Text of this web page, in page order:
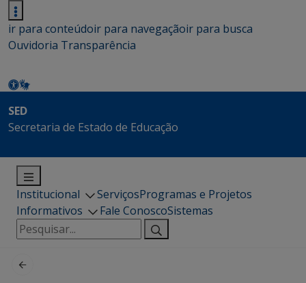
ir para conteúdoir para navegaçãoir para busca
Ouvidoria Transparência
SED
Secretaria de Estado de Educação
Institucional ServiçosProgramas e Projetos
Informativos
Fale ConoscoSistemas
Pesquisar
por: